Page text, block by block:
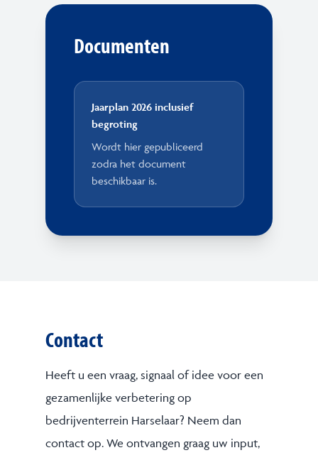
Documenten
Jaarplan 2026 inclusief
begroting
Wordt hier gepubliceerd
zodra het document
beschikbaar is.
Contact
Heeft u een vraag, signaal of idee voor een
gezamenlijke verbetering op
bedrijventerrein Harselaar? Neem dan
contact op. We ontvangen graag uw input,